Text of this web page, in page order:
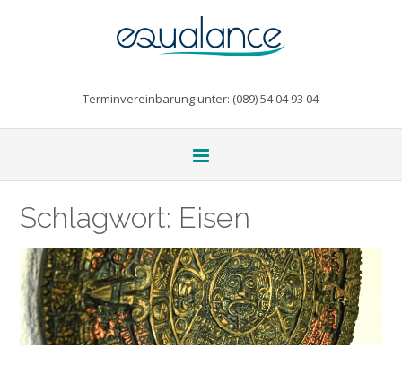
Terminvereinbarung unter: (089) 54 04 93 04
Schlagwort: Eisen